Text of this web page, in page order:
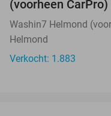
(voorheen CarPro)
Washin7 Helmond
Helmond
Verkocht: 1.883